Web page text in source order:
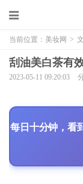
当前位置： 美妆网 >
刮油美白茶有
2023-05-11 09:20:03
每日十分钟，看